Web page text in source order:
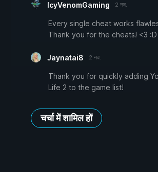
IcyVenomGaming 2 नव.
Every single cheat works
Thank you for the cheats! <3 :D
Jaynatai8 2 नव.
Thank you for quickly adding
Life 2 to the game list!
चर्चा में शामिल हों